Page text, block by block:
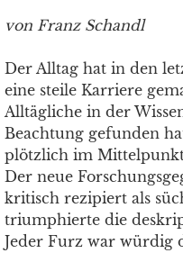
von Franz Schandl
Der Alltag hat in den
eine steile Karriere
Alltägliche in der
Beachtung gefunden
plötzlich im
Der neue
kritisch rezipiert als
triumphierte die
Jeder Furz war würdig